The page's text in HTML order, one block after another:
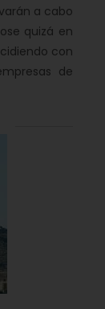
a cabo
quizá en
con
de